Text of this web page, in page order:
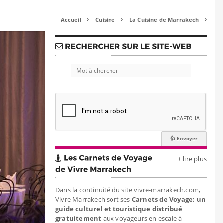
Accueil  Cuisine  La Cuisine de Marrakech 
+ lire plus
Dans la continuité du site vivre-marrakech.com,
Vivre Marrakech sort ses Carnets de Voyage: un
guide culturel et touristique distribué
gratuitement aux voyageurs en escale à